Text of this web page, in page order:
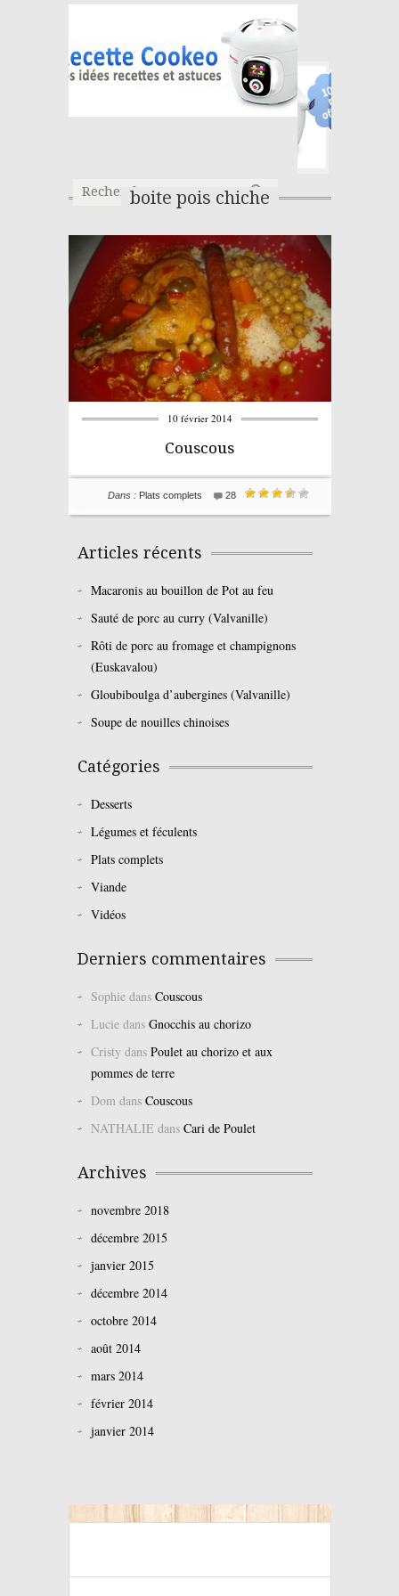
boite pois chiche
10 février 2014
Couscous
28
Dans : Plats complets
Articles récents
Macaronis au bouillon de Pot au feu
Sauté de porc au curry (Valvanille)
Rôti de porc au fromage et champignons
(Euskavalou)
Gloubiboulga d’aubergines (Valvanille)
Soupe de nouilles chinoises
Catégories
Desserts
Légumes et féculents
Plats complets
Viande
Vidéos
Derniers commentaires
Sophie dansCouscous
Lucie dansGnocchis au chorizo
Cristy dansPoulet au chorizo et aux
pommes de terre
Dom dansCouscous
NATHALIE dansCari de Poulet
Archives
novembre 2018
décembre 2015
janvier 2015
décembre 2014
octobre 2014
août 2014
mars 2014
février 2014
janvier 2014